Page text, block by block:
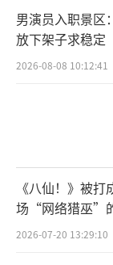
男演员入职景区
放下架子求稳定
2026-08-08 10:12:41
《八仙！》被
场“网络猎巫”
焦虑？
2026-07-20 13:29:10